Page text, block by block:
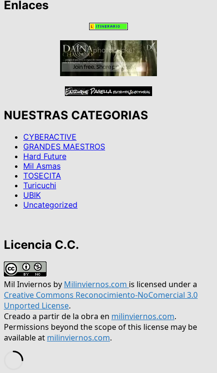
Enlaces
NUESTRAS CATEGORIAS
CYBERACTIVE
GRANDES MAESTROS
Hard Future
Mil Asmas
TOSECITA
Turicuchi
UBIK
Uncategorized
Licencia C.C.
Mil Inviernos by Milinviernos.com is licensed under a
Creative Commons Reconocimiento-NoComercial 3.0
Unported License.
Creado a partir de la obra en milinviernos.com.
Permissions beyond the scope of this license may be
available at milinviernos.com.